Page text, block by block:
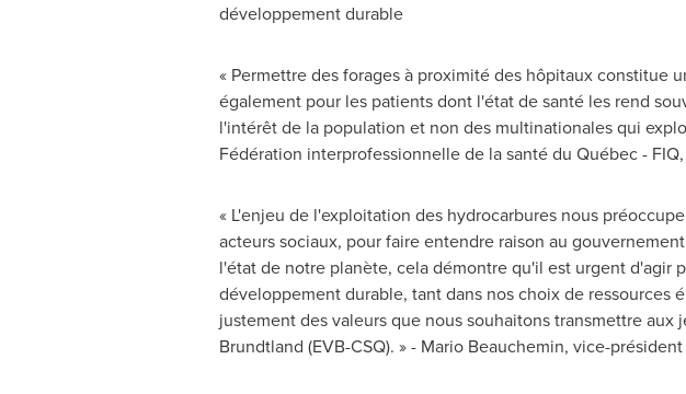
développement durable
« Permettre des forages à proximité des hôpitaux constitue
également pour les patients dont l'état de santé les rend
l'intérêt de la population et non des multinationales qui
Fédération interprofessionnelle de la santé du Québec -
« L'enjeu de l'exploitation des hydrocarbures nous
acteurs sociaux, pour faire entendre raison au
l'état de notre planète, cela démontre qu'il est urgent d'agir
développement durable, tant dans nos choix de ressources
justement des valeurs que nous souhaitons transmettre
Brundtland (EVB-CSQ). » - Mario Beauchemin, vice-